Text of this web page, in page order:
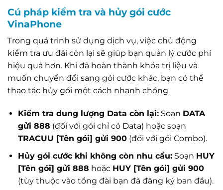
Cú pháp kiểm tra và hủy gói cước
VinaPhone
Trong quá trình sử dụng dịch vụ, việc chủ động
kiểm tra ưu đãi còn lại sẽ giúp bạn quản lý cước phí
hiệu quả hơn. Khi đã hoàn thành khóa trị liệu và
muốn chuyển đổi sang gói cước khác, bạn có thể
thao tác hủy gói một cách nhanh chóng.
Kiểm tra dung lượng Data còn lại:Soạn DATA
gửi 888 (đối với gói chỉ có Data) hoặc soạn
TRACUU [Tên gói] gửi 900(đối với gói Combo).
Hủy gói cước khi không còn nhu cầu:Soạn HUY
[Tên gói] gửi 888 hoặc HUY [Tên gói] gửi 900
(tùy thuộc vào tổng đài bạn đã đăng ký ban đầu).